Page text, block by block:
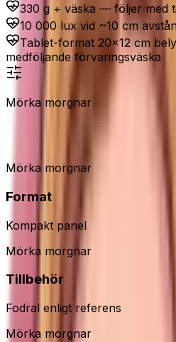
330 g + väska — följer med
10 000 lux vid ~10 cm
Tablet-format 20×12 cm
medföljande förvaringsväska
Mörka morgnar
Beurer TL30
Mörka morgnar
Format
Kompakt panel
Mörka morgnar
Tillbehör
Fodral enligt referens
Mörka morgnar